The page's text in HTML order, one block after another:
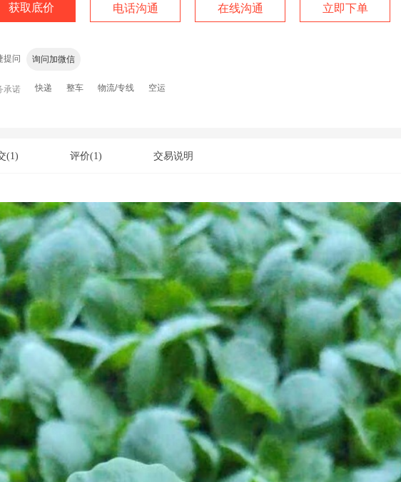
获取底价 电话沟通 在线沟通 立即下单
提问 询问加微信
承诺 快递 整车 物流/专线 空运
(1) 评价(1) 交易说明